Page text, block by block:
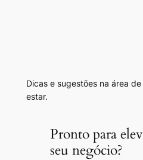
Dicas e sugestões na área
estar.
Pronto para
seu negócio?